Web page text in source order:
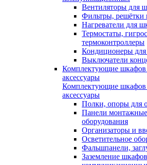
Вентиляторы для
Фильтры, решётки
Нагреватели для
Термостаты,
термоконтроллеры
Кондиционеры
Выключатели
Комплектующие шкафов
аксессуары
Комплектующие шкафов
аксессуары
Полки, опоры для
Панели
оборудования
Организаторы и
Осветительное
Фальшпанели,
Заземление шкафов